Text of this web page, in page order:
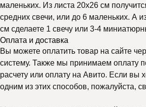
маленьких. Из листа 20х26 см
средних свечи, или до 6 маленьких. А
см сделаете 1 свечу или 3-4
Оплата и доставка
Вы можете оплатить товар на сайте
систему. Также мы принимаем оплату
расчету или оплату на Авито. Если вы
одним из этих способов, пожалуйста,